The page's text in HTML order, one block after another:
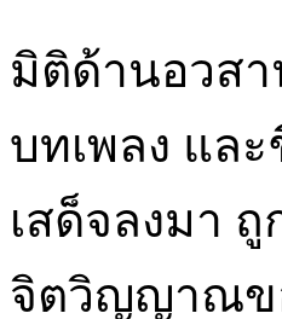
มิติด้านอวส
บทเพลง แล
เสด็จลงมา
จิตวิญญาณข